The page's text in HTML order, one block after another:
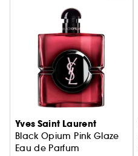
Yves Saint Laurent
Black Opium Pink Glaze
Eau de Parfum